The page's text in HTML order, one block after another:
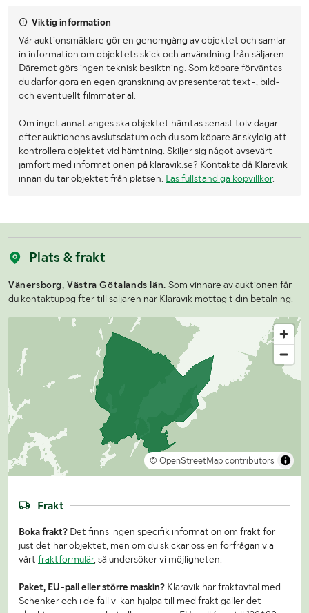
Viktig information
Vår auktionsmäklare gör en genomgång av objektet och samlar
in information om objektets skick och användning från säljaren.
Däremot görs ingen teknisk besiktning. Som köpare förväntas
du därför göra en egen granskning av presenterat text-, bild-
och eventuellt filmmaterial.
Om inget annat anges ska objektet hämtas senast tolv dagar
efter auktionens avslutsdatum och du som köpare är skyldig att
kontrollera objektet vid hämtning. Skiljer sig något avsevärt
jämfört med informationen på klaravik.se? Kontakta då Klaravik
innan du tar objektet från platsen. Läs fullständiga köpvillkor.
Plats & frakt
Vänersborg, Västra Götalands län. Som vinnare av auktionen får
du kontaktuppgifter till säljaren när Klaravik mottagit din betalning.
© OpenStreetMap contributors
Frakt
Boka frakt? Det finns ingen specifik information om frakt för
just det här objektet, men om du skickar oss en förfrågan via
vårt fraktformulär, så undersöker vi möjligheten.
Paket, EU-pall eller större maskin? Klaravik har fraktavtal med
Schenker och i de fall vi kan hjälpa till med frakt gäller det